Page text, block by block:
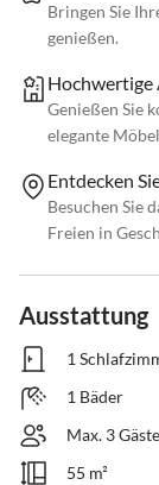
Bringen Sie
genießen.
Hochwertige
Genießen Sie
elegante
Entdecken
Besuchen Sie
Freien in
Ausstattung
1
1 Bäder
Max. 3 Gäste
55 m²